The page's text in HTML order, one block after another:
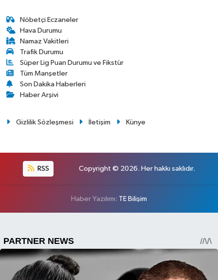
Nöbetçi Eczaneler
Hava Durumu
Namaz Vakitleri
Trafik Durumu
Süper Lig Puan Durumu ve Fikstür
Tüm Manşetler
Son Dakika Haberleri
Haber Arşivi
Gizlilik Sözleşmesi İletişim Künye
RSS Copyright © 2026. Her hakkı saklıdır.
Haber Yazılımı: TE Bilişim